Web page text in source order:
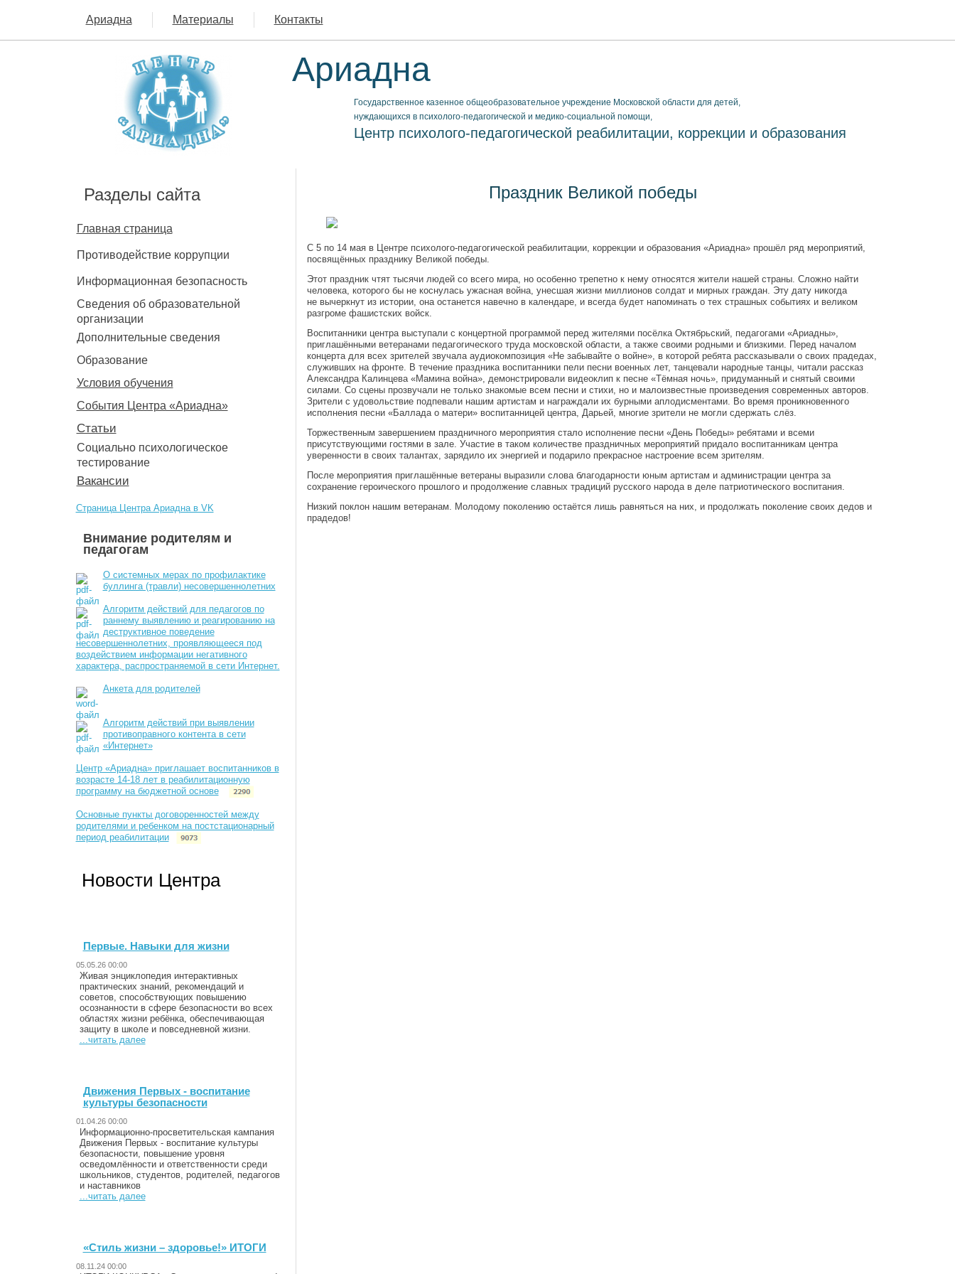
Ариадна Материалы Контакты
Ариадна
Государственное казенное общеобразовательное учреждение Московской области для детей,
нуждающихся в психолого-педагогической и медико-социальной помощи,
Центр психолого-педагогической реабилитации, коррекции и образования
Разделы сайта
Главная страница
Противодействие коррупции
Информационная безопасность
Сведения об образовательной
организации
Дополнительные сведения
Образование
Условия обучения
События Центра «Ариадна»
Статьи
Социально психологическое
тестирование
Вакансии
Страница Центра Ариадна в VK
Внимание родителям и
педагогам
О системных мерах по профилактике
буллинга (травли) несовершеннолетних
Алгоритм действий для педагогов по
раннему выявлению и реагированию на
деструктивное поведение
несовершеннолетних, проявляющееся под
воздействием информации негативного
характера, распространяемой в сети Интернет.
Анкета для родителей
Алгоритм действий при выявлении
противоправного контента в сети
«Интернет»
Центр «Ариадна» приглашает воспитанников в
возрасте 14-18 лет в реабилитационную
программу на бюджетной основе
Основные пункты договоренностей между
родителями и ребенком на постстационарный
период реабилитации
Новости Центра
Первые. Навыки для жизни
05.05.26 00:00
Живая энциклопедия интерактивных
практических знаний, рекомендаций и
советов, способствующих повышению
осознанности в сфере безопасности во всех
областях жизни ребёнка, обеспечивающая
защиту в школе и повседневной жизни.
...читать далее
Движения Первых - воспитание
культуры безопасности
01.04.26 00:00
Информационно-просветительская кампания
Движения Первых - воспитание культуры
безопасности, повышение уровня
осведомлённости и ответственности среди
школьников, студентов, родителей, педагогов
и наставников
...читать далее
«Стиль жизни – здоровье!» ИТОГИ
08.11.24 00:00
Праздник Великой победы
С 5 по 14 мая в Центре психолого-педагогической реабилитации, коррекции и образования «Ариадна» прошёл ряд мероприятий,
посвящённых празднику Великой победы.
Этот праздник чтят тысячи людей со всего мира, но особенно трепетно к нему относятся жители нашей страны. Сложно найти
человека, которого бы не коснулась ужасная война, унесшая жизни миллионов солдат и мирных граждан. Эту дату никогда
не вычеркнут из истории, она останется навечно в календаре, и всегда будет напоминать о тех страшных событиях и великом
разгроме фашистских войск.
Воспитанники центра выступали с концертной программой перед жителями посёлка Октябрьский, педагогами «Ариадны»,
приглашёнными ветеранами педагогического труда московской области, а также своими родными и близкими. Перед началом
концерта для всех зрителей звучала аудиокомпозиция «Не забывайте о войне», в которой ребята рассказывали о своих прадедах,
служивших на фронте. В течение праздника воспитанники пели песни военных лет, танцевали народные танцы, читали рассказ
Александра Калинцева «Мамина война», демонстрировали видеоклип к песне «Тёмная ночь», придуманный и снятый своими
силами. Со сцены прозвучали не только знакомые всем песни и стихи, но и малоизвестные произведения современных авторов.
Зрители с удовольствие подпевали нашим артистам и награждали их бурными аплодисментами. Во время проникновенного
исполнения песни «Баллада о матери» воспитанницей центра, Дарьей, многие зрители не могли сдержать слёз.
Торжественным завершением праздничного мероприятия стало исполнение песни «День Победы» ребятами и всеми
присутствующими гостями в зале. Участие в таком количестве праздничных мероприятий придало воспитанникам центра
уверенности в своих талантах, зарядило их энергией и подарило прекрасное настроение всем зрителям.
После мероприятия приглашённые ветераны выразили слова благодарности юным артистам и администрации центра за
сохранение героического прошлого и продолжение славных традиций русского народа в деле патриотического воспитания.
Низкий поклон нашим ветеранам. Молодому поколению остаётся лишь равняться на них, и продолжать поколение своих дедов и
прадедов!